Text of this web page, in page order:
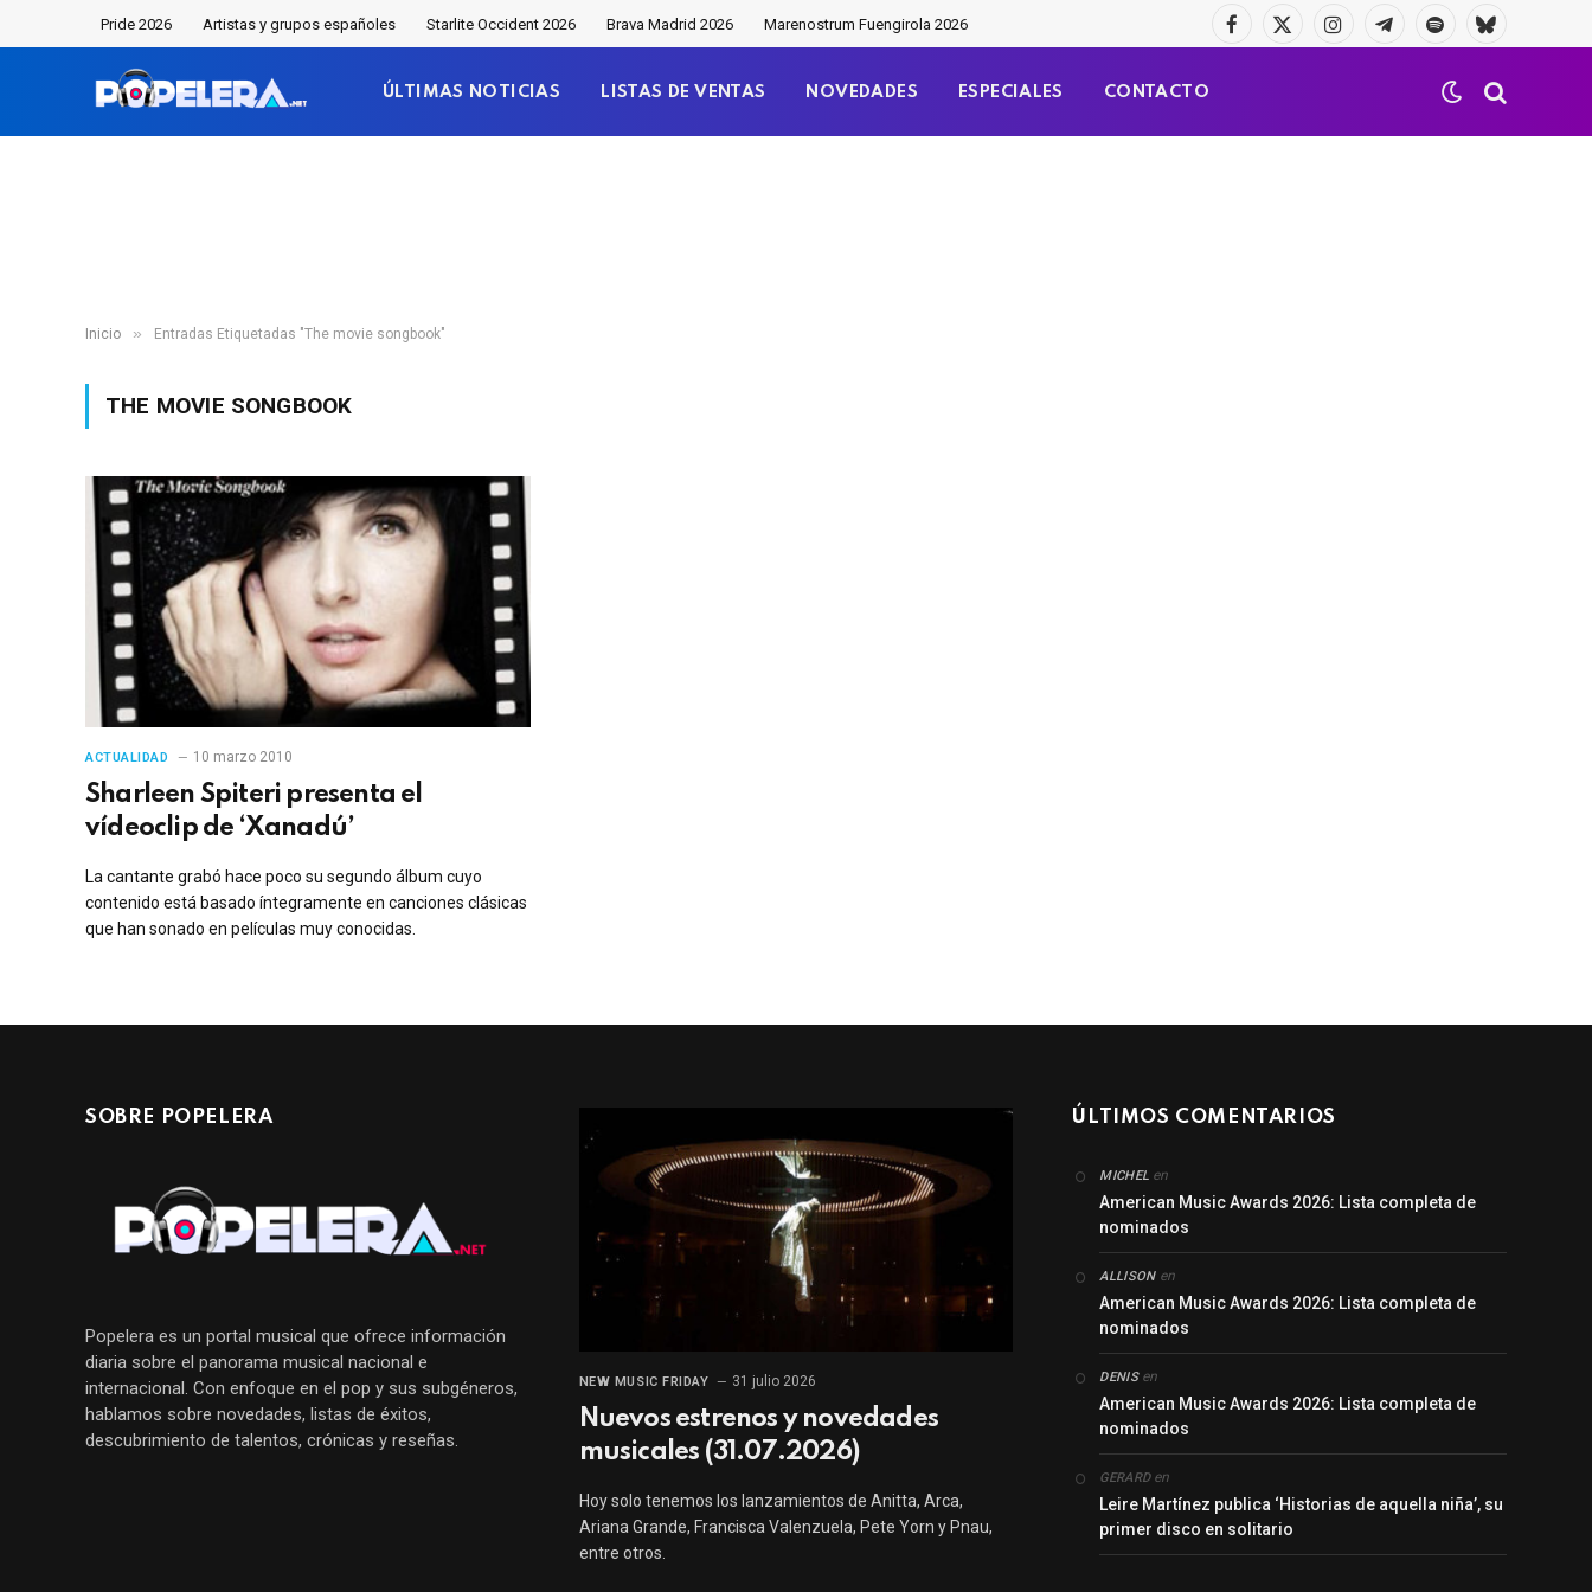
Pride 2026 Artistas y grupos españoles Starlite Occident 2026 Brava Madrid 2026 Marenostrum Fuengirola 2026
Facebook
X
InstagramTelegramaSpotifyBluesky
ÚLTIMAS NOTICIAS LISTAS DE VENTAS NOVEDADES ESPECIALES CONTACTO
Inicio » Entradas Etiquetadas "The movie songbook"
THE MOVIE SONGBOOK
ACTUALIDAD 10 marzo 2010
Sharleen Spiteri presenta el
vídeoclip de ‘Xanadú’
La cantante grabó hace poco su segundo álbum cuyo
contenido está basado íntegramente en canciones clásicas
que han sonado en películas muy conocidas.
SOBRE POPELERA
Popelera es un portal musical que ofrece información
diaria sobre el panorama musical nacional e
internacional. Con enfoque en el pop y sus subgéneros,
hablamos sobre novedades, listas de éxitos,
descubrimiento de talentos, crónicas y reseñas.
NEW MUSIC FRIDAY 31 julio 2026
Nuevos estrenos y novedades
musicales (31.07.2026)
Hoy solo tenemos los lanzamientos de Anitta, Arca,
Ariana Grande, Francisca Valenzuela, Pete Yorn y Pnau,
entre otros.
ÚLTIMOS COMENTARIOS
MICHEL en
American Music Awards 2026: Lista completa de
nominados
ALLISONen
American Music Awards 2026: Lista completa de
nominados
DENISen
American Music Awards 2026: Lista completa de
nominados
GERARDen
Leire Martínez publica ‘Historias de aquella niña’, su
primer disco en solitario